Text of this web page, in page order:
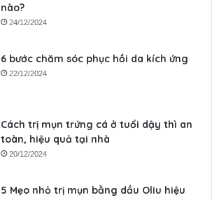
nào?
24/12/2024
6 bước chăm sóc phục hồi da kích ứng
22/12/2024
Cách trị mụn trứng cá ở tuổi dậy thì an
toàn, hiệu quả tại nhà
20/12/2024
5 Mẹo nhỏ trị mụn bằng dầu Oliu hiệu